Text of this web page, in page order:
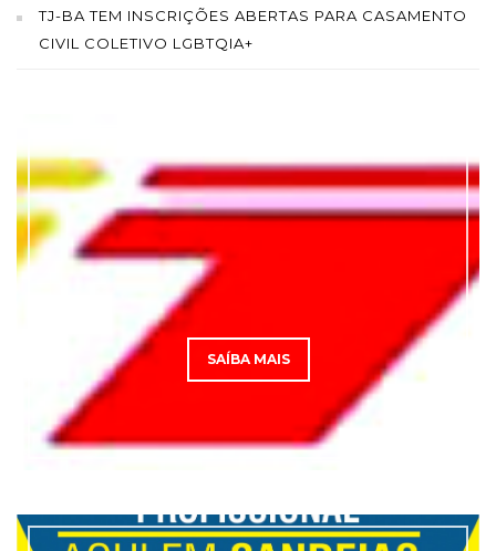
TJ-BA TEM INSCRIÇÕES ABERTAS PARA CASAMENTO
CIVIL COLETIVO LGBTQIA+
SAÍBA MAIS